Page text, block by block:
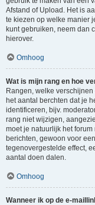
Afstand of Upload. Het is
te kiezen op welke manier
kunt gebruiken, neem dan
hierover.
Omhoog
Wat is mijn rang en hoe
Rangen, welke
het aantal berchten dat je
identificeren, bijv.
rang niet wijzigen,
moet je natuurlijk het
berichten, gewoon voor
tegenovergestelde effect,
aantal doen dalen.
Omhoog
Wanneer ik op de e-